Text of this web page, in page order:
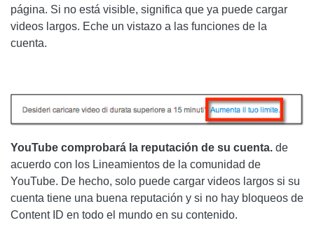
página. Si no está visible, significa que ya puede cargar
videos largos. Eche un vistazo a las funciones de la
cuenta.
YouTube comprobará la reputación de su cuenta. de
acuerdo con los Lineamientos de la comunidad de
YouTube. De hecho, solo puede cargar videos largos si su
cuenta tiene una buena reputación y si no hay bloqueos de
Content ID en todo el mundo en su contenido.